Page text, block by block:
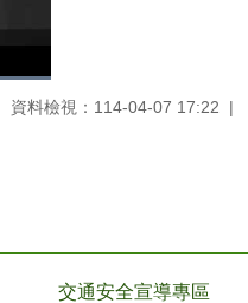
資料檢視：114-04-07 17:22
交通安全宣導專區